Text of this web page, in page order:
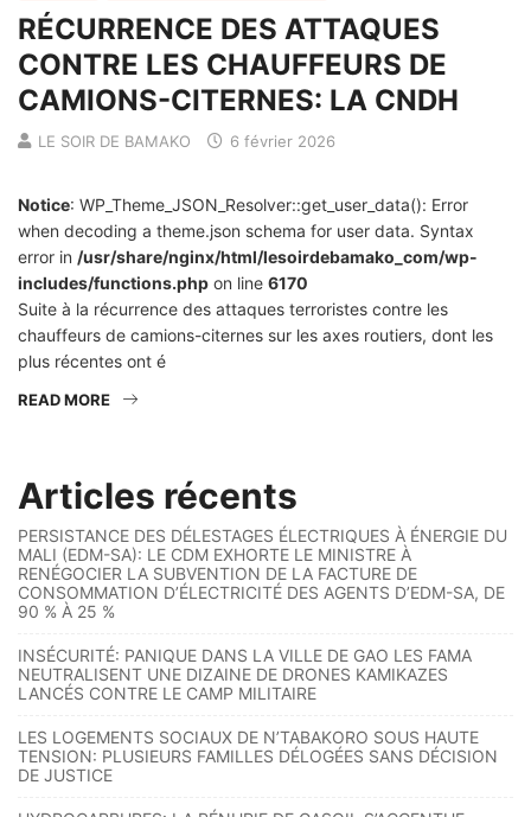
RÉCURRENCE DES ATTAQUES
CONTRE LES CHAUFFEURS DE
CAMIONS-CITERNES: LA CNDH
LE SOIR DE BAMAKO 6 février 2026
Notice: WP_Theme_JSON_Resolver::get_user_data(): Error
when decoding a theme.json schema for user data. Syntax
error in /usr/share/nginx/html/lesoirdebamako_com/wp-
includes/functions.php on line 6170
Suite à la récurrence des attaques terroristes contre les
chauffeurs de camions-citernes sur les axes routiers, dont les
plus récentes ont é
READ MORE
Articles récents
PERSISTANCE DES DÉLESTAGES ÉLECTRIQUES À ÉNERGIE DU
MALI (EDM-SA): LE CDM EXHORTE LE MINISTRE À
RENÉGOCIER LA SUBVENTION DE LA FACTURE DE
CONSOMMATION D’ÉLECTRICITÉ DES AGENTS D’EDM-SA, DE
90 % À 25 %
INSÉCURITÉ: PANIQUE DANS LA VILLE DE GAO LES FAMA
NEUTRALISENT UNE DIZAINE DE DRONES KAMIKAZES
LANCÉS CONTRE LE CAMP MILITAIRE
LES LOGEMENTS SOCIAUX DE N’TABAKORO SOUS HAUTE
TENSION: PLUSIEURS FAMILLES DÉLOGÉES SANS DÉCISION
DE JUSTICE